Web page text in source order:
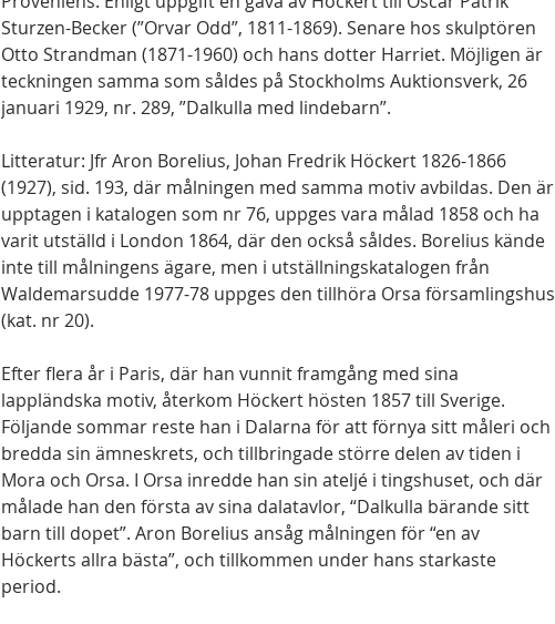
Sturzen-Becker (”Orvar Odd”, 1811-1869). Senare hos skulptören
Otto Strandman (1871-1960) och hans dotter Harriet. Möjligen är
teckningen samma som såldes på Stockholms Auktionsverk, 26
januari 1929, nr. 289, ”Dalkulla med lindebarn”.
Litteratur: Jfr Aron Borelius, Johan Fredrik Höckert 1826-1866
(1927), sid. 193, där målningen med samma motiv avbildas. Den är
upptagen i katalogen som nr 76, uppges vara målad 1858 och ha
varit utställd i London 1864, där den också såldes. Borelius kände
inte till målningens ägare, men i utställningskatalogen från
Waldemarsudde 1977-78 uppges den tillhöra Orsa församlingshus
(kat. nr 20).
Efter flera år i Paris, där han vunnit framgång med sina
lappländska motiv, återkom Höckert hösten 1857 till Sverige.
Följande sommar reste han i Dalarna för att förnya sitt måleri och
bredda sin ämneskrets, och tillbringade större delen av tiden i
Mora och Orsa. I Orsa inredde han sin ateljé i tingshuset, och där
målade han den första av sina dalatavlor, “Dalkulla bärande sitt
barn till dopet”. Aron Borelius ansåg målningen för “en av
Höckerts allra bästa”, och tillkommen under hans starkaste
period.